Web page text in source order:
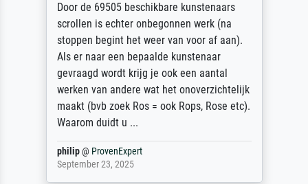
Door de 69505 beschikbare kunstenaars
scrollen is echter onbegonnen werk (na
stoppen begint het weer van voor af aan).
Als er naar een bepaalde kunstenaar
gevraagd wordt krijg je ook een aantal
werken van andere wat het onoverzichtelijk
maakt (bvb zoek Ros = ook Rops, Rose etc).
Waarom duidt u ...
philip@ ProvenExpert
September 23, 2025